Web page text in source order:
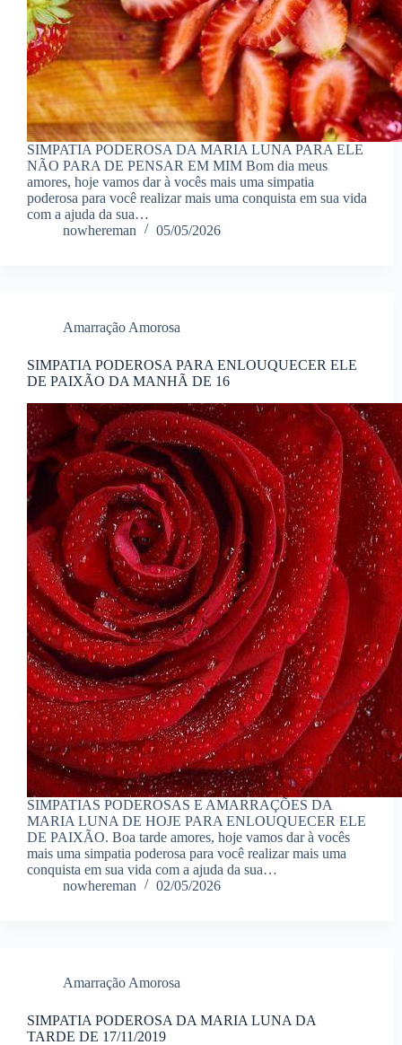
SIMPATIA PODEROSA DA MARIA LUNA PARA ELE
NÃO PARA DE PENSAR EM MIM Bom dia meus
amores, hoje vamos dar à vocês mais uma simpatia
poderosa para você realizar mais uma conquista em sua vida
com a ajuda da sua…
nowhereman
05/05/2026
Amarração Amorosa
SIMPATIA PODEROSA PARA ENLOUQUECER ELE
DE PAIXÃO DA MANHÃ DE 16
SIMPATIAS PODEROSAS E AMARRAÇÕES DA
MARIA LUNA DE HOJE PARA ENLOUQUECER ELE
DE PAIXÃO. Boa tarde amores, hoje vamos dar à vocês
mais uma simpatia poderosa para você realizar mais uma
conquista em sua vida com a ajuda da sua…
nowhereman
02/05/2026
Amarração Amorosa
SIMPATIA PODEROSA DA MARIA LUNA DA
TARDE DE 17/11/2019